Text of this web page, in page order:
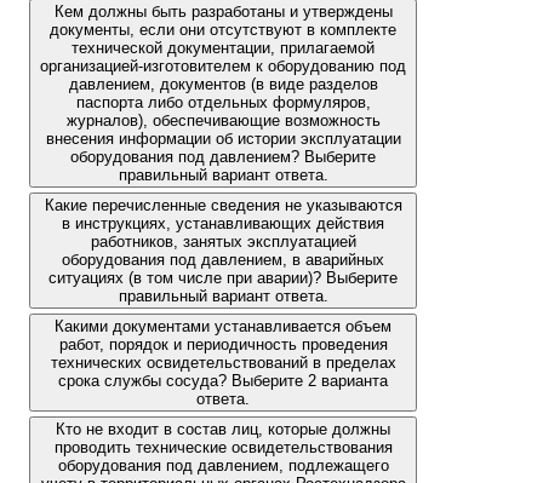
Кем должны быть разработаны и утверждены
документы, если они отсутствуют в комплекте
технической документации, прилагаемой
организацией-изготовителем к оборудованию под
давлением, документов (в виде разделов
паспорта либо отдельных формуляров,
журналов), обеспечивающие возможность
внесения информации об истории эксплуатации
оборудования под давлением? Выберите
правильный вариант ответа.
Какие перечисленные сведения не указываются
в инструкциях, устанавливающих действия
работников, занятых эксплуатацией
оборудования под давлением, в аварийных
ситуациях (в том числе при аварии)? Выберите
правильный вариант ответа.
Какими документами устанавливается объем
работ, порядок и периодичность проведения
технических освидетельствований в пределах
срока службы сосуда? Выберите 2 варианта
ответа.
Кто не входит в состав лиц, которые должны
проводить технические освидетельствования
оборудования под давлением, подлежащего